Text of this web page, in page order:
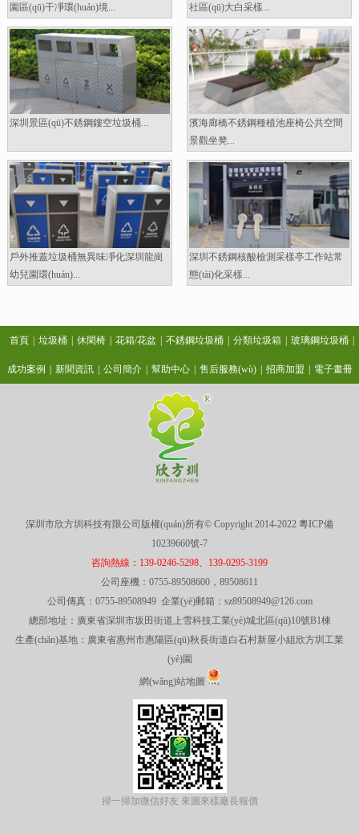
園區(qū)干凈環(huán)境...
社區(qū)大白采樣...
深圳景區(qū)不銹鋼鏤空垃圾桶...
濱海廊橋不銹鋼種植池座椅公共空間
景觀坐凳...
戶外推蓋垃圾桶無異味凈化深圳龍崗
幼兒園環(huán)...
深圳不銹鋼核酸檢測采樣亭工作站常
態(tài)化采樣...
首頁 | 垃圾桶 | 休閑椅 | 花箱/花盆 | 不銹鋼垃圾桶 | 分類垃圾箱 | 玻璃鋼垃圾桶 |
成功案例 | 新聞資訊 | 公司簡介 | 幫助中心 | 售后服務(wù) | 招商加盟 | 電子畫冊
深圳市欣方圳科技有限公司版權(quán)所有© Copyright 2014-2022 粵ICP備
10239660號-7
咨詢熱線：139-0246-5298、139-0295-3199
公司座機：0755-89508600，89508611
公司傳真：0755-89508949 企業(yè)郵箱：sz89508949@126.com
總部地址：廣東省深圳市坂田街道上雪科技工業(yè)城北區(qū)10號B1棟
生產(chǎn)基地：廣東省惠州市惠陽區(qū)秋長街道白石村新屋小組欣方圳工業
(yè)園
網(wǎng)站地圖
掃一掃加微信好友 來圖來樣廠長報價